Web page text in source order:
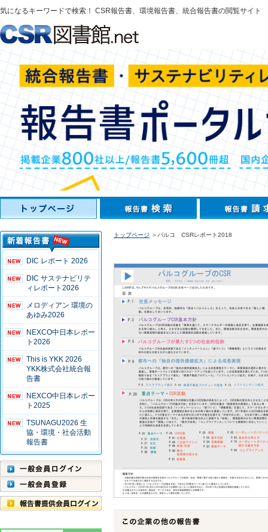
気になるキーワードで検索！ CSR報告書、環境報告書、統合報告書の閲覧サイト
DIC レポート 2026
DIC サステナビリテ
ィレポート2026
メロディアン 環境の
あゆみ2026
NEXCO中日本レポー
ト2026
This is YKK 2026
YKK株式会社統合報
告書
NEXCO中日本レポー
ト2025
TSUNAGU2026 生
協・環境・社会活動
報告書
トップページ ＞パルコ CSRレポート2018